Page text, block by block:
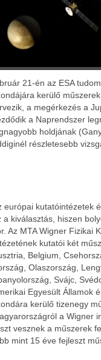
21-én az ESA
kerülő
a megérkezés a
a Naprendszer
holdjának
részletesebb
európai kutatóintézetek
a kiválasztás, hiszen
Az MTA Wigner Fizikai
kutatói két
Belgium,
Olaszország,
Svájc,
Egyesült Államok
kerülő tizenegy
a Wigner
vesznek a műszerek
mint 15 éve fejleszt